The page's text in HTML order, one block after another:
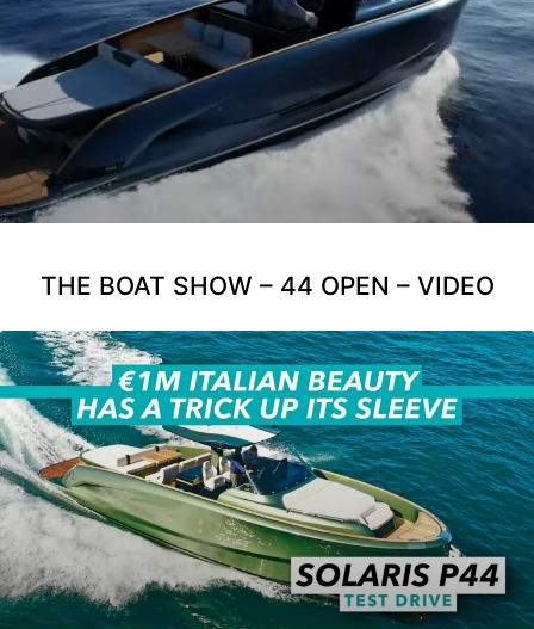
THE BOAT SHOW – 44 OPEN – VIDEO